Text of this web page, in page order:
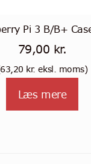
Pi 3 B/B+
79,00 kr.
63,20 kr. eksl. moms)
Læs mere